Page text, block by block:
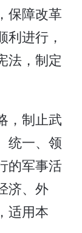
保障改革
进行，
法，制定
，制止武
统一、领
的军事活
济、外
适用本